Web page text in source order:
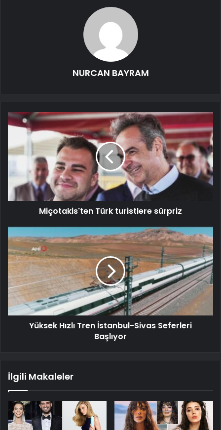
NURCAN BAYRAM
Miçotakis'ten Türk turistlere sürpriz
Yüksek Hızlı Tren İstanbul-Sivas Seferleri
Başlıyor
İlgili Makaleler